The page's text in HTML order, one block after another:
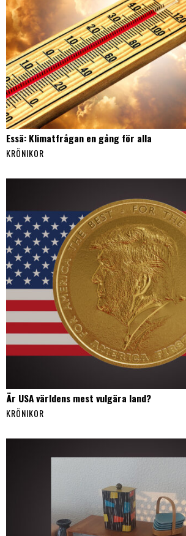
Essä: Klimatfrågan en gång för alla
KRÖNIKOR
Är USA världens mest vulgära land?
KRÖNIKOR